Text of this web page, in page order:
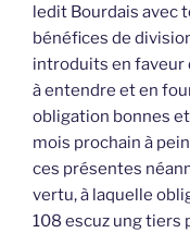
ledit Bourdais avec
bénéfices de
introduits en faveur
à entendre et en
obligation bonnes
mois prochain à
ces présentes
vertu, à laquelle
108 escuz ung tiers